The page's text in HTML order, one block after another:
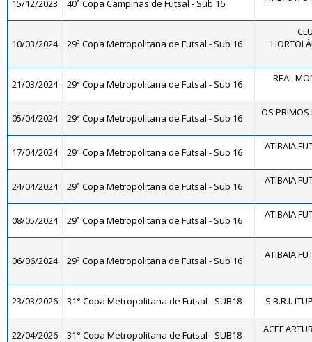
15/12/2023 40ª Copa Campinas de Futsal - Sub 16
10/03/2024 29ª Copa Metropolitana de Futsal - Sub 16
21/03/2024 29ª Copa Metropolitana de Futsal - Sub 16 REAL
05/04/2024 29ª Copa Metropolitana de Futsal - Sub 16 OS PRIMOS
17/04/2024 29ª Copa Metropolitana de Futsal - Sub 16 ATIBAIA
24/04/2024 29ª Copa Metropolitana de Futsal - Sub 16 ATIBAIA
08/05/2024 29ª Copa Metropolitana de Futsal - Sub 16 ATIBAIA
06/06/2024 29ª Copa Metropolitana de Futsal - Sub 16 ATIBAIA
23/03/2026 31° Copa Metropolitana de Futsal - SUB18 S.B.R.I.
22/04/2026 31° Copa Metropolitana de Futsal - SUB18 ACEF